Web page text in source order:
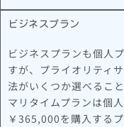
ビジネスプラン
ビジネスプランも個人
すが、プライオリティ
法がいくつか選べるこ
マリタイムプランは個
￥365,000を購入するプ